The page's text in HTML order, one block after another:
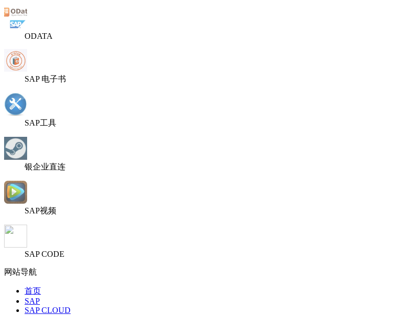
ODATA
SAP 电子书
SAP工具
银企业直连
SAP视频
SAP CODE
网站导航
首页
SAP
SAP CLOUD